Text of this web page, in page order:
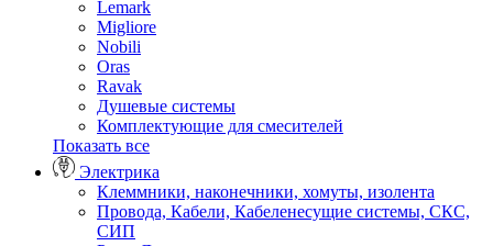
Lemark
Migliore
Nobili
Oras
Ravak
Душевые системы
Комплектующие для смесителей
Показать все
Электрика
Клеммники, наконечники, хомуты, изолента
Провода, Кабели, Кабеленесущие системы, СКС,
СИП